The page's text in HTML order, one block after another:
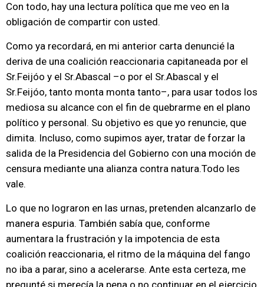
Con todo, hay una lectura política que me veo en la
obligación de compartir con usted.
Como ya recordará, en mi anterior carta denuncié la
deriva de una coalición reaccionaria capitaneada por el
Sr.Feijóo y el Sr.Abascal –o por el Sr.Abascal y el
Sr.Feijóo, tanto monta monta tanto–, para usar todos los
mediosa su alcance con el fin de quebrarme en el plano
político y personal. Su objetivo es que yo renuncie, que
dimita. Incluso, como supimos ayer, tratar de forzar la
salida de la Presidencia del Gobierno con una moción de
censura mediante una alianza contra natura.Todo les
vale.
Lo que no lograron en las urnas, pretenden alcanzarlo de
manera espuria. También sabía que, conforme
aumentara la frustración y la impotencia de esta
coalición reaccionaria, el ritmo de la máquina del fango
no iba a parar, sino a acelerarse. Ante esta certeza, me
pregunté si merecía la pena o no continuar en el ejercicio